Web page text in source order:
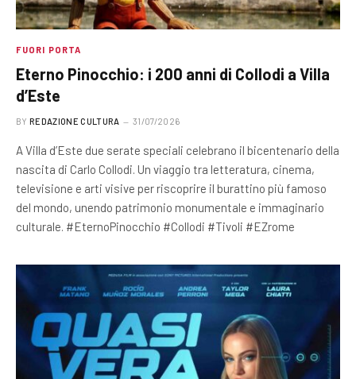
FUORI PORTA
Eterno Pinocchio: i 200 anni di Collodi a Villa
d’Este
BY REDAZIONE CULTURA 31/07/2026
A Villa d’Este due serate speciali celebrano il bicentenario della
nascita di Carlo Collodi. Un viaggio tra letteratura, cinema,
televisione e arti visive per riscoprire il burattino più famoso
del mondo, unendo patrimonio monumentale e immaginario
culturale. #EternoPinocchio #Collodi #Tivoli #EZrome